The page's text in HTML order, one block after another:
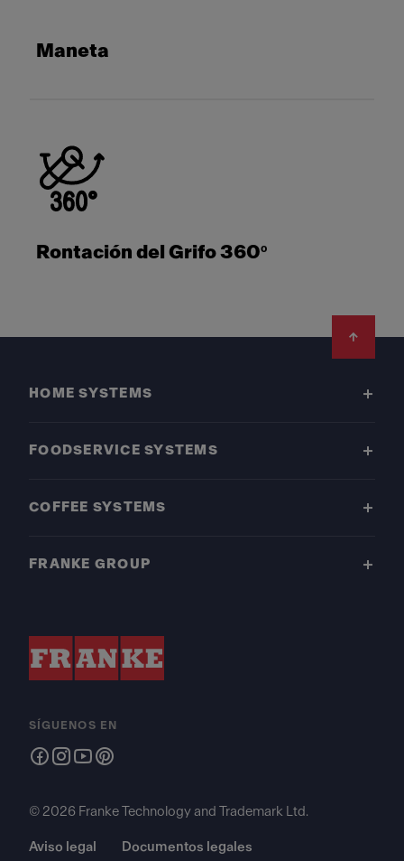
Maneta
Rontación del Grifo 360º
HOME SYSTEMS
FOODSERVICE SYSTEMS
COFFEE SYSTEMS
FRANKE GROUP
SÍGUENOS EN
© 2026 Franke Technology and Trademark Ltd.
Aviso legal Documentos legales